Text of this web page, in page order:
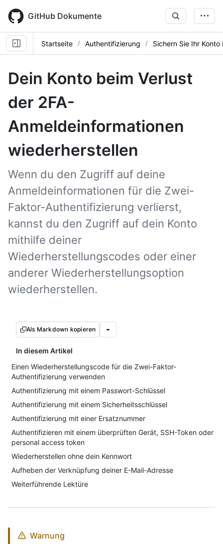
main
content
GitHub Dokumente
Startseite Authentifizierung Sichern Sie Ihr Konto
Dein Konto beim Verlust
der 2FA-
Anmeldeinformationen
wiederherstellen
Wenn du den Zugriff auf deine
Anmeldeinformationen für die Zwei-
Faktor-Authentifizierung verlierst,
kannst du den Zugriff auf dein Konto
mithilfe deiner
Wiederherstellungscodes oder einer
anderer Wiederherstellungsoption
wiederherstellen.
Als Markdown kopieren
In diesem Artikel
Einen Wiederherstellungscode für die Zwei-Faktor-
Authentifizierung verwenden
Authentifizierung mit einem Passwort-Schlüssel
Authentifizierung mit einem Sicherheitsschlüssel
Authentifizierung mit einer Ersatznummer
Authentifizieren mit einem überprüften Gerät, SSH-Token oder
personal access token
Wiederherstellen ohne dein Kennwort
Aufheben der Verknüpfung deiner E-Mail-Adresse
Weiterführende Lektüre
Warnung